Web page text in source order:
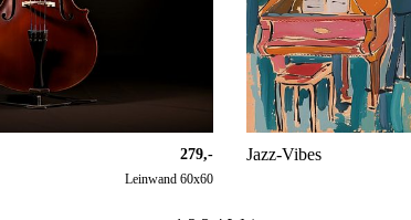
279,-
Leinwand 60x60
Jazz-Vibes